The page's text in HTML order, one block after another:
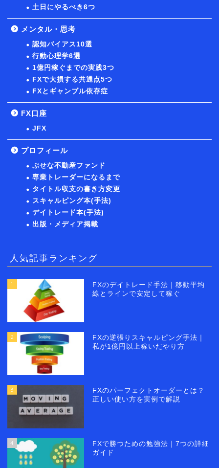
土日にやるべき6つ
メンタル・思考
認知バイアス10選
行動心理学6選
1億円稼ぐまでの実践3つ
FXで大損する共通点5つ
FXとギャンブル依存症
FX口座
JFX
プロフィール
ぶせな不動産ファンド
専業トレーダーになるまで
タイトル収支の書き方変更
スキャルピング本(手法)
デイトレード本(手法)
出版・メディア掲載
人気記事ランキング
1
FXのデイトレード手法｜移動平均
線とラインで安定して稼ぐ
2
FXの逆張りスキャルピング手法｜
私が1億円以上稼いだやり方
3
FXのパーフェクトオーダーとは？
正しい使い方を実例で解説
4
FXで勝つための勉強法｜7つの詳細
ガイド